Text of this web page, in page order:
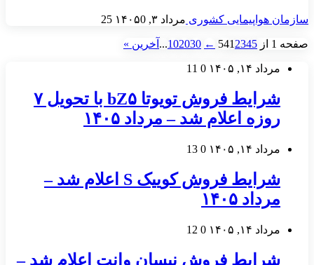
سازمان هواپیمایی کشوری مرداد ۳, ۱۴۰۵ 0
25
صفحه 1 از 54 12345
←
102030
... آخرین »
مرداد ۱۴, ۱۴۰۵ 0
11
شرایط فروش تویوتا bZ۵ با تحویل ۷
روزه اعلام شد – مرداد ۱۴۰۵
مرداد ۱۴, ۱۴۰۵ 0
13
شرایط فروش کوییک S اعلام شد –
مرداد ۱۴۰۵
مرداد ۱۴, ۱۴۰۵ 0
12
شرایط فروش نیسان وانت اعلام شد –